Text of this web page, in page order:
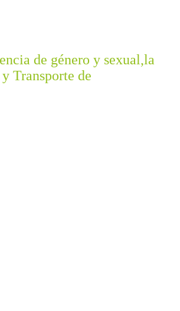
de género y sexual,la
Transporte de